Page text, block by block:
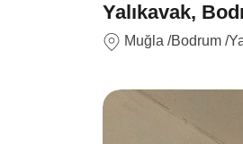
Yalıkavak,
Muğla /Bodrum /